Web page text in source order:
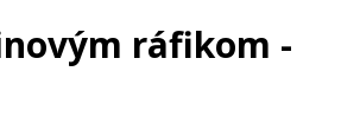
ráfikom -